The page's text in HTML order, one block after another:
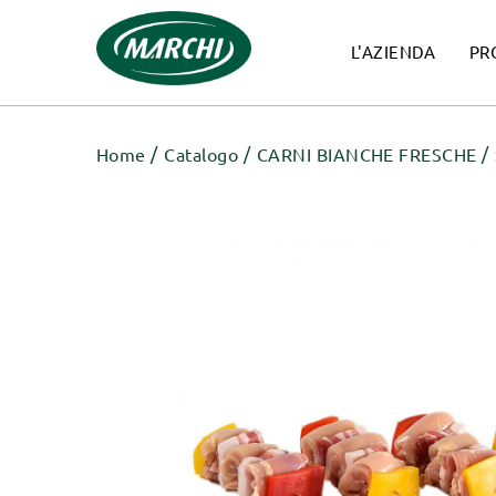
L'AZIENDA
Home Catalogo CARNI BIANCHE FRESCHE